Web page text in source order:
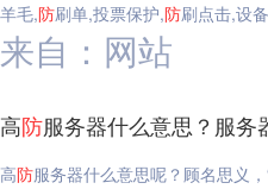
羊毛,防刷单,投票保护,防刷点击,设
来自：网站
高防服务器什么意思？服务
高防服务器什么意思呢？顾名思义，